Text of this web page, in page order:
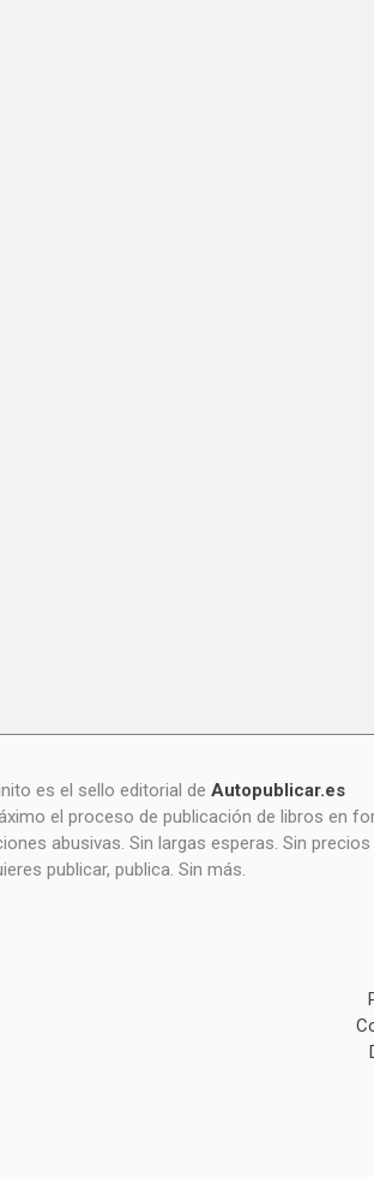
es el sello editorial de Autopublicar.es
el proceso de publicación de libros en
abusivas. Sin largas esperas. Sin
publicar, publica. Sin más.